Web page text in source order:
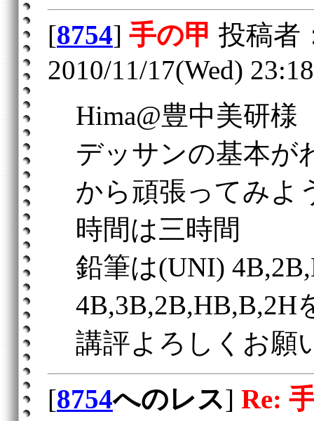
[8754] 手の甲 投稿者
2010/11/17(Wed) 23:18
Hima@豊中美研
デッサンの基本が
から頑張ってみよ
時間は三時間
鉛筆は(UNI)
4B,3B,2B,HB,B,2H
講評よろしくお願
[8754へのレス] Re: